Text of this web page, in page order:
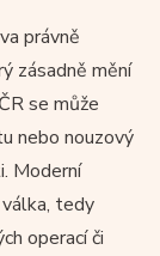
právně
zásadně mění
se může
nebo nouzový
Moderní
tedy
operací či